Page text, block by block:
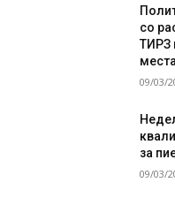
со
ТИРЗ
места
09/03/
за
09/03/